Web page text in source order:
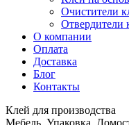
Очистители
Отвердители
О компании
Оплата
Доставка
Блог
Контакты
Клей для производства
Мебель. Упаковка.